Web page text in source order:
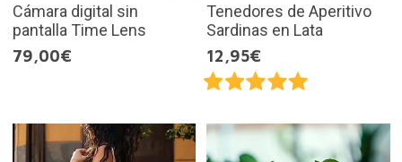
Cámara digital sin
pantalla Time Lens
79,00€
Tenedores de Aperitivo
Sardinas en Lata
12,95€